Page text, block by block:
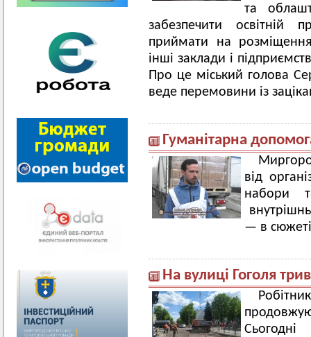
та
забезпечити освітній
приймати на
інші заклади і
Про це міський голова
веде перемовини із
Гуманітарна
від
набори
— в
На вулиці Гоголя